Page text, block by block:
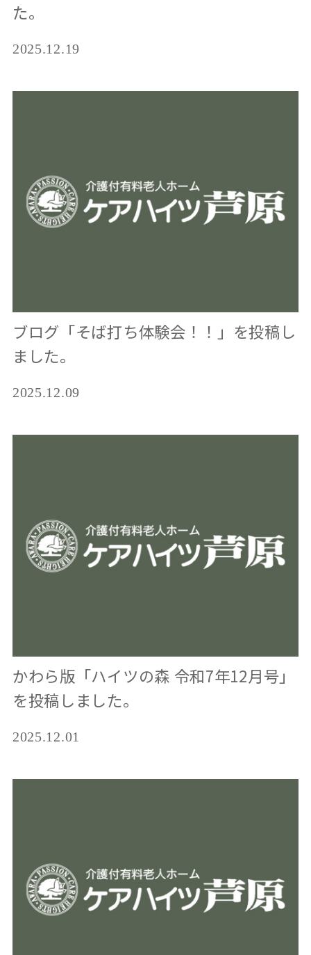
た。
2025.12.19
ブログ「そば打ち体験会！！」を投稿し
ました。
2025.12.09
かわら版「ハイツの森 令和7年12月号」
を投稿しました。
2025.12.01